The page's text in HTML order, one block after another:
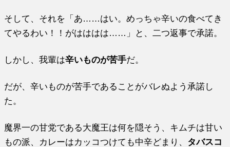
そして、それを「あ……はい。めっちゃ辛いの食べてき
てやるわい！！がはははは……」と、二つ返事で承諾。
しかし、我輩は辛いものが苦手だ。
だが、辛いものが苦手であることがバレぬよう承諾し
た。
魔界一の甘党である大魔王は何を隠そう、キムチは甘い
もの派、カレーはカッコつけても中辛どまり、 タバスコ